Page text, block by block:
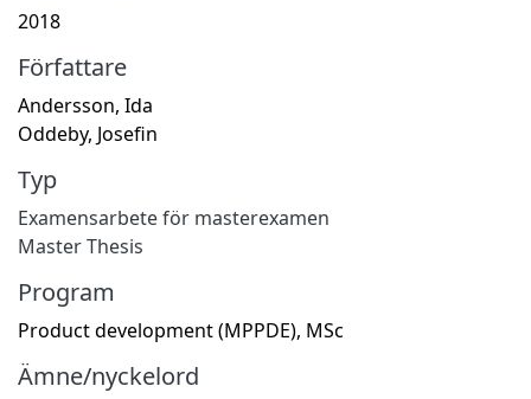
2018
Författare
Andersson, Ida
Oddeby, Josefin
Typ
Examensarbete för masterexamen
Master Thesis
Program
Product development (MPPDE), MSc
Ämne/nyckelord